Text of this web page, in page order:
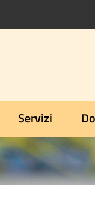
Servizi